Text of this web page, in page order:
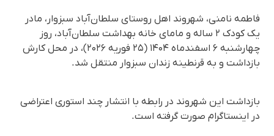
فاطمه نامنی، شهروند اهل روستای سلطان‌آباد سبزوار، مادر
یک کودک ۲ ساله و مامای خانه بهداشت سلطان‌آباد، روز
چهارشنبه ۶ اسفندماه ۱۴۰۴ (۲۵ فوریه ۲۰۲۶)، در محل کارش
بازداشت و به قرنطینه زندان سبزوار منتقل شد.
بازداشت این شهروند در رابطه با انتشار چند استوری اعتراضی
در اینستاگرام صورت گرفته است.